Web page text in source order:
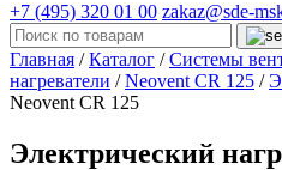
+7 (495) 320 01 00 zakaz@sde-
Главная / Каталог / Системы
нагреватели / Neovent CR 125 /
Neovent CR 125
Электрический